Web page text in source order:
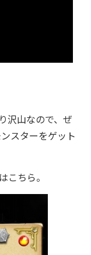
沢山なので、ぜ
スターをゲット
ちら。